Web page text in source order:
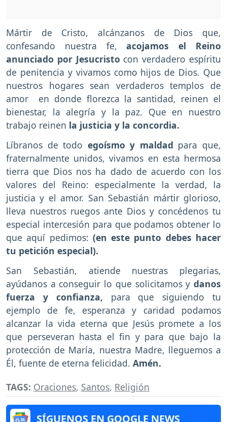
Mártir de Cristo, alcánzanos de Dios que,
confesando nuestra fe, acojamos el Reino
anunciado por Jesucristo con verdadero espíritu
de penitencia y vivamos como hijos de Dios. Que
nuestros hogares sean verdaderos templos de
amor en donde florezca la santidad, reinen el
bienestar, la alegría y la paz. Que en nuestro
trabajo reinen la justicia y la concordia.
Líbranos de todo egoísmo y maldad para que,
fraternalmente unidos, vivamos en esta hermosa
tierra que Dios nos ha dado de acuerdo con los
valores del Reino: especialmente la verdad, la
justicia y el amor. San Sebastián mártir glorioso,
lleva nuestros ruegos ante Dios y concédenos tu
especial intercesión para que podamos obtener lo
que aquí pedimos: (en este punto debes hacer
tu petición especial).
San Sebastián, atiende nuestras plegarias,
ayúdanos a conseguir lo que solicitamos y danos
fuerza y confianza, para que siguiendo tu
ejemplo de fe, esperanza y caridad podamos
alcanzar la vida eterna que Jesús promete a los
que perseveran hasta el fin y para que bajo la
protección de María, nuestra Madre, lleguemos a
Él, fuente de eterna felicidad. Amén.
TAGS: Oraciones, Santos, Religión
SÍGUENOS EN GOOGLE NEWS